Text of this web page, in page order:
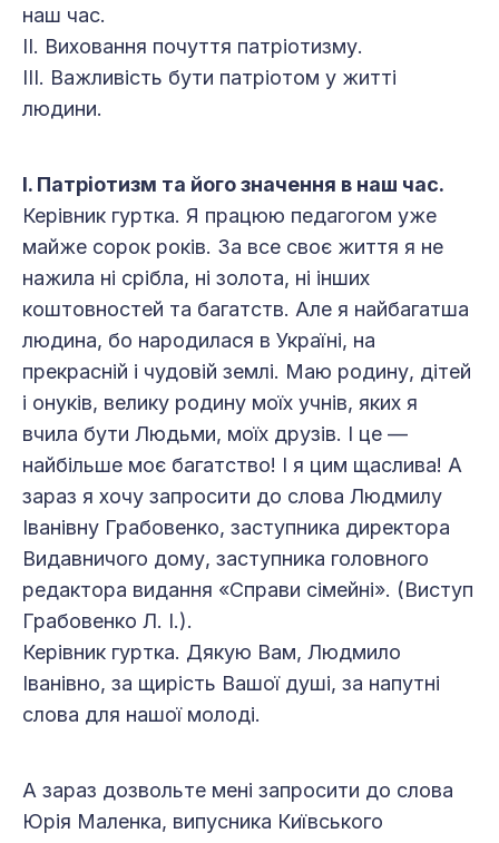
наш час.
ІІ. Виховання почуття патріотизму.
ІІІ. Важливість бути патріотом у житті
людини.
І. Патріотизм та його значення в наш час.
Керівник гуртка. Я працюю педагогом уже
майже сорок років. За все своє життя я не
нажила ні срібла, ні золота, ні інших
коштовностей та багатств. Але я найбагатша
людина, бо народилася в Україні, на
прекрасній і чудовій землі. Маю родину, дітей
і онуків, велику родину моїх учнів, яких я
вчила бути Людьми, моїх друзів. І це —
найбільше моє багатство! І я цим щаслива! А
зараз я хочу запросити до слова Людмилу
Іванівну Грабовенко, заступника директора
Видавничого дому, заступника головного
редактора видання «Справи сімейні». (Виступ
Грабовенко Л. І.).
Керівник гуртка. Дякую Вам, Людмило
Іванівно, за щирість Вашої душі, за напутні
слова для нашої молоді.
А зараз дозвольте мені запросити до слова
Юрія Маленка, випусника Київського